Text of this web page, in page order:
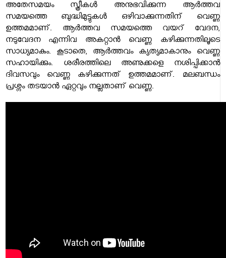
അതേസമയം സ്ത്രീകൾ അനുഭവിക്കുന്ന ആർത്തവ
സമയത്തെ ബുദ്ധിമുട്ടുകൾ ഒഴിവാക്കുന്നതിന് വെണ്ണ
ഉത്തമമാണ്. ആർത്തവ സമയത്തെ വയറ് വേദന,
നടുവേദന എന്നിവ അകറ്റാൻ‌ വെണ്ണ കഴിക്കുന്നതിലൂടെ
സാധ്യമാകും. കൂടാതെ, ആർത്തവം ക്യത്യമാകാനും വെണ്ണ
സഹായിക്കും. ശരീരത്തിലെ അണുക്കളെ നശിപ്പിക്കാൻ
ദിവസവും വെണ്ണ കഴിക്കുന്നത് ഉത്തമമാണ്. മലബന്ധം
പ്രശ്നം തടയാൻ ഏറ്റവും നല്ലതാണ് വെണ്ണ.